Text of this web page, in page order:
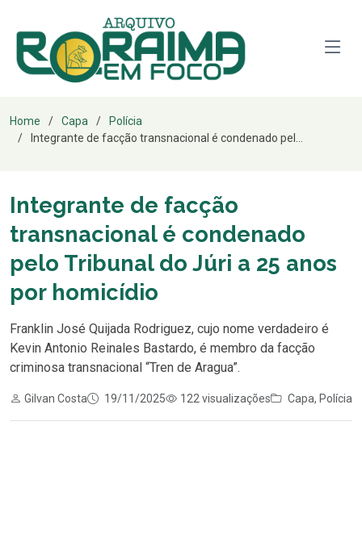
Home Capa
Polícia
Integrante de facção transnacional é condenado pel...
Integrante de facção
transnacional é condenado
pelo Tribunal do Júri a 25 anos
por homicídio
Franklin José Quijada Rodriguez, cujo nome verdadeiro é
Kevin Antonio Reinales Bastardo, é membro da facção
criminosa transnacional “Tren de Aragua”.
Gilvan Costa 19/11/2025 122 visualizações Capa, Polícia